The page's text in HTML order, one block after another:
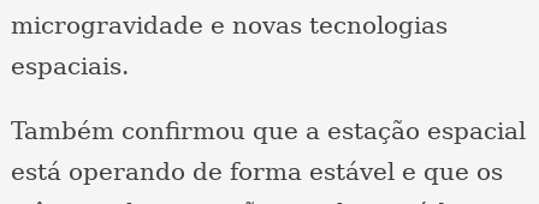
microgravidade e novas tecnologias
espaciais.
Também confirmou que a estação espacial
está operando de forma estável e que os